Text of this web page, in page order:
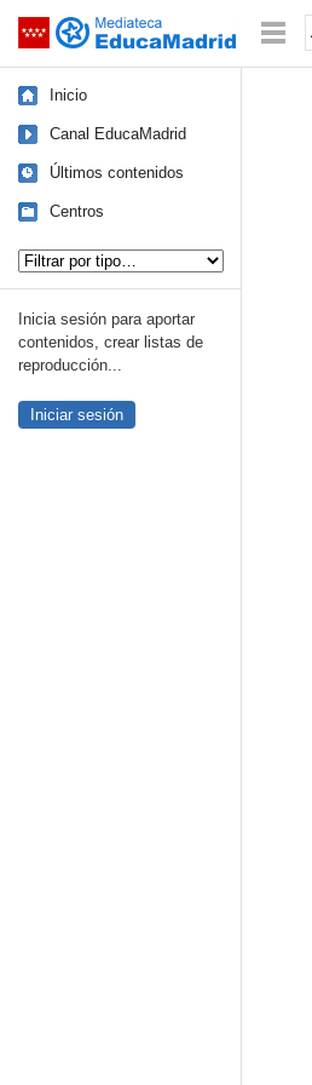
Saltar navegación
Inicio
Canal EducaMadrid
Últimos contenidos
Centros
Inicia sesión para aportar
contenidos, crear listas de
reproducción...
Iniciar sesión